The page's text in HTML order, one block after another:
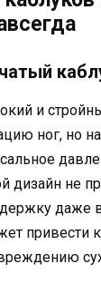
и
ног, но
дизайн не
даже